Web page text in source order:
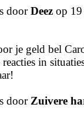
doorDeez op 19
je geld bel
reacties in
doorZuivere